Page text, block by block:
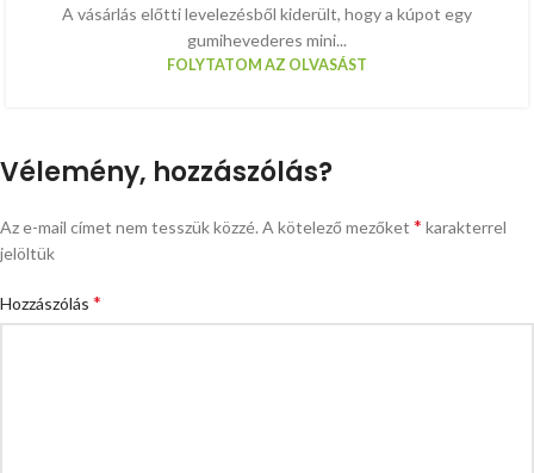
A vásárlás előtti levelezésből kiderült, hogy a kúpot egy
gumihevederes mini...
FOLYTATOM AZ OLVASÁST
Vélemény, hozzászólás?
Az e-mail címet nem tesszük közzé. A kötelező mezőket * karakterrel
jelöltük
Hozzászólás *